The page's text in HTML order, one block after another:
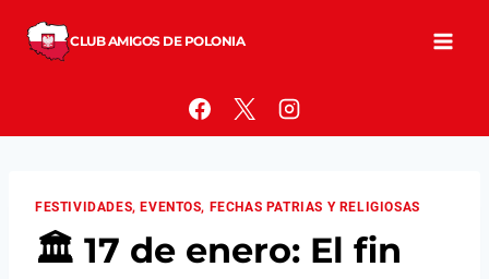
CLUB AMIGOS DE POLONIA
FESTIVIDADES, EVENTOS, FECHAS PATRIAS Y RELIGIOSAS
🏛️ 17 de enero: El fin